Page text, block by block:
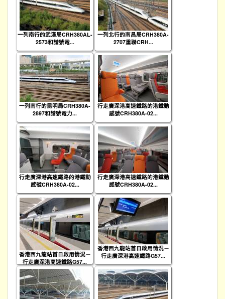
一列南行的武漢局CRH380AL-
2573和諧號電...
一列北行的南昌局CRH380A-
2707重聯CRH...
一列南行的昆明局CRH380A-
2897和諧號電力...
行走廣深港高速鐵路的港鐵動
感號CRH380A-02...
行走廣深港高速鐵路的港鐵動
感號CRH380A-02...
行走廣深港高速鐵路的港鐵動
感號CRH380A-02...
香港西九龍站首日啟用情況－
行走廣深港高速鐵路G57...
香港西九龍站首日啟用情況－
行走廣深港高速鐵路G57...